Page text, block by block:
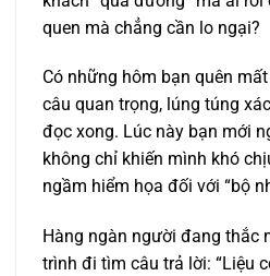
quen mà chẳng cần lo ngại?
Có những hôm bạn quên
câu quan trọng, lúng túng
đọc xong. Lúc này bạn mới
không chỉ khiến mình khó
ngầm hiểm họa đối với “bộ
Hàng ngàn người đang thắc
trình đi tìm câu trả lời: “Liệu